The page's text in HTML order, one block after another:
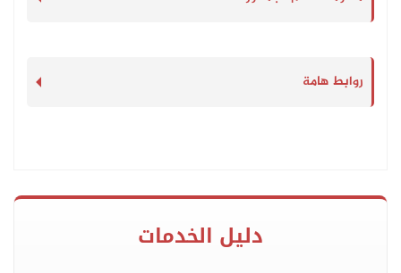
روابط هامة
دليل الخدمات